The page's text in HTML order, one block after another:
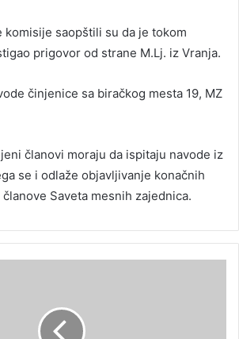
komisije saopštili su da je tokom
prigovor od strane M.Lj. iz Vranja.
činjenice sa biračkog mesta 19, MZ
članovi moraju da ispitaju navode iz
se i odlaže objavljivanje konačnih
Saveta mesnih zajednica.